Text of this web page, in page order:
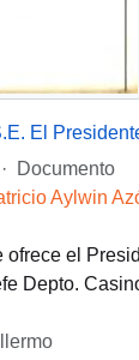
·
Documento
Aylwin
ofrece el
Depto.